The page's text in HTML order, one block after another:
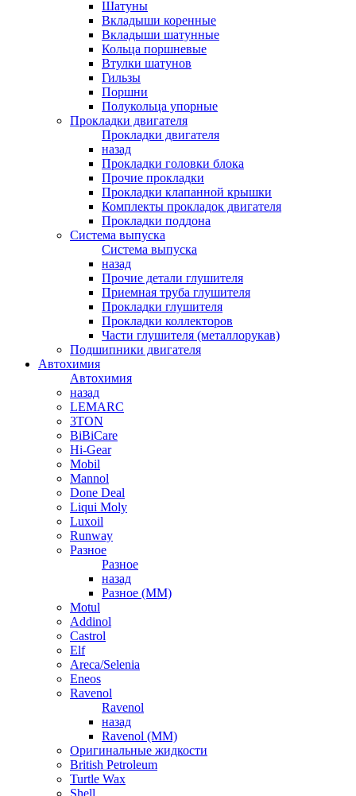
Шатуны
Вкладыши коренные
Вкладыши шатунные
Кольца поршневые
Втулки шатунов
Гильзы
Поршни
Полукольца упорные
Прокладки двигателя
Прокладки двигателя
назад
Прокладки головки блока
Прочие прокладки
Прокладки клапанной крышки
Комплекты прокладок двигателя
Прокладки поддона
Система выпуска
Система выпуска
назад
Прочие детали глушителя
Приемная труба глушителя
Прокладки глушителя
Прокладки коллекторов
Части глушителя (металлорукав)
Подшипники двигателя
Автохимия
Автохимия
назад
LEMARC
3TON
BiBiCare
Hi-Gear
Mobil
Mannol
Done Deal
Liqui Moly
Luxoil
Runway
Разное
Разное
назад
Разное (ММ)
Motul
Addinol
Castrol
Elf
Areca/Selenia
Eneos
Ravenol
Ravenol
назад
Ravenol (ММ)
Оригинальные жидкости
British Petroleum
Turtle Wax
Shell